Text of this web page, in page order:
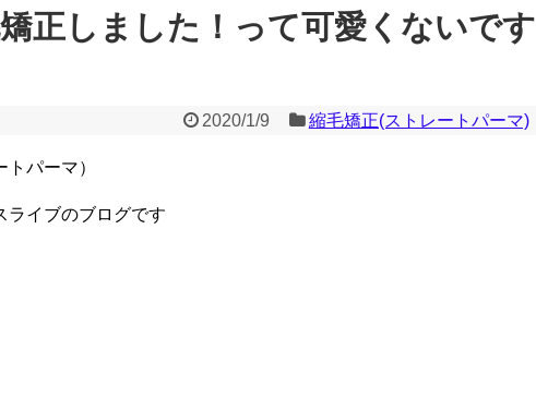
正しました！って可愛くないです
2020/1/9 縮毛矯正(ストレートパーマ)
パーマ）
ライブのブログです